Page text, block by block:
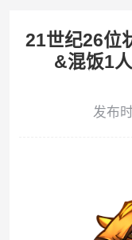
21世纪26位
&混饭1
发布